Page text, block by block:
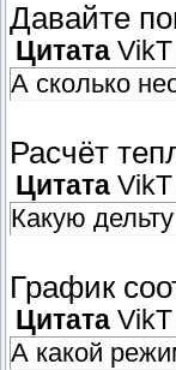
выложили
нагрева ТА
можно о чём
Давайте
Цитата VikT
А сколько
Расчёт
Цитата VikT
Какую
График
Цитата VikT
А какой